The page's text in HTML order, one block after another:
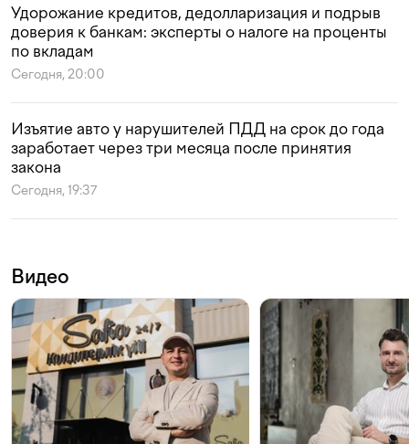
Удорожание кредитов, дедолларизация и подрыв
доверия к банкам: эксперты о налоге на проценты
по вкладам
Сегодня, 20:00
Изъятие авто у нарушителей ПДД на срок до года
заработает через три месяца после принятия
закона
Сегодня, 19:37
Видео